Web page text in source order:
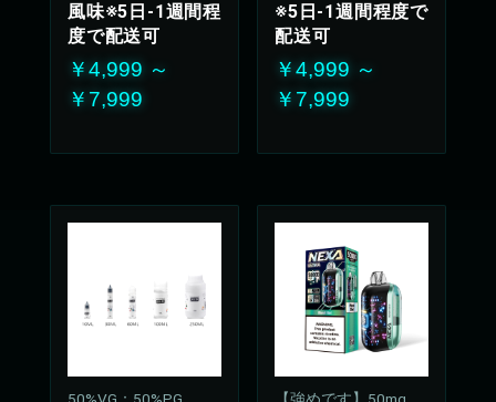
風味※5日-1週間程
度で配送可
￥4,999 ～
￥7,999
※5日-1週間程度で
配送可
￥4,999 ～
￥7,999